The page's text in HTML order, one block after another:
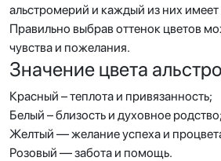
альстромерий и каждый из них имеет
Правильно выбрав оттенок цветов
чувства и пожелания.
Значение цвета
Красный – теплота и привязанность;
Белый – близость и духовное родство;
Желтый — желание успеха и
Розовый — забота и помощь.